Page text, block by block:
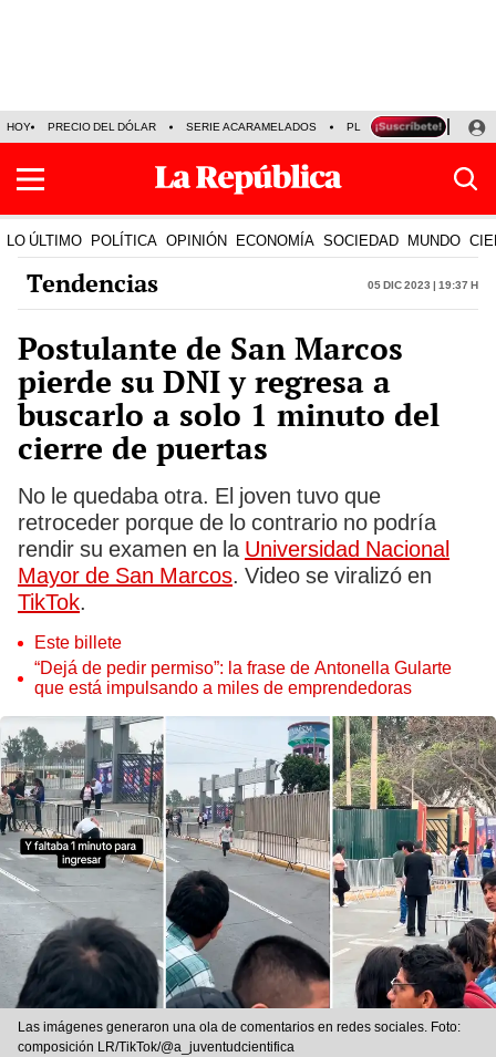
HOY PRECIO DEL DÓLAR SERIE ACARAMELADOS PLAZA VEA
LO ÚLTIMO POLÍTICA OPINIÓN ECONOMÍA SOCIEDAD MUNDO
Tendencias 05 Dic 2023 | 19:37 h
Postulante de San Marcos
pierde su DNI y regresa a
buscarlo a solo 1 minuto del
cierre de puertas
No le quedaba otra. El joven tuvo que
retroceder porque de lo contrario no podría
rendir su examen en la Universidad Nacional
Mayor de San Marcos. Video se viralizó en
TikTok.
Este billete
“Dejá de pedir permiso”: la frase de Antonella Gularte
que está impulsando a miles de emprendedoras
Las imágenes generaron una ola de comentarios en redes sociales. Foto:
composición LR/TikTok/@a_juventudcientifica